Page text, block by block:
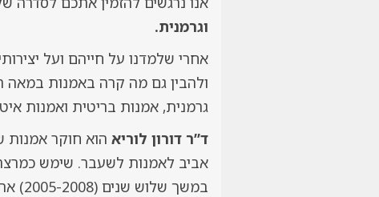
וגרמנית.
ולהבין גם מה קרה באמנות במאה
גרמנית, אמנות בריטית ואמנות
ד”ר דורון לוריא הוא חוקר אמנות
אביב לאמנות לשעבר. שימש